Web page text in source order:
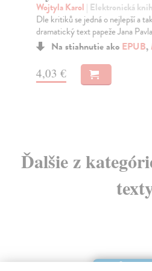
Wojtyla Karol | Elektronická
Dle kritiků se jedná o nejlepší a
dramatický text papeže Jana
Na stiahnutie ako EPUB,
4,03 €
Ďalšie z
E-